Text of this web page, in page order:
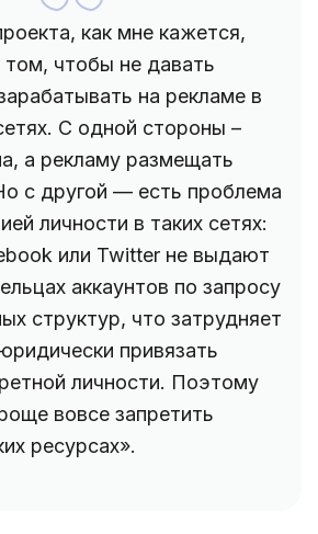
как мне кажется,
том, чтобы не давать
на рекламе в
С одной стороны –
а рекламу размещать
с другой — есть проблема
личности в таких сетях:
или Twitter не выдают
аккаунтов по запросу
структур, что затрудняет
привязать
личности. Поэтому
вовсе запретить
ресурсах».